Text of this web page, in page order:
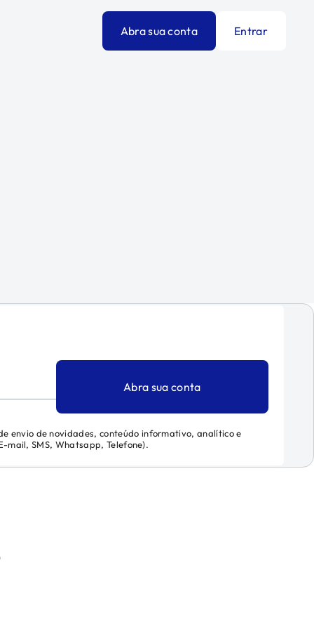
Abra sua conta Entrar
Abra sua conta
envio de novidades, conteúdo informativo, analítico e
mail, SMS, Whatsapp, Telefone).